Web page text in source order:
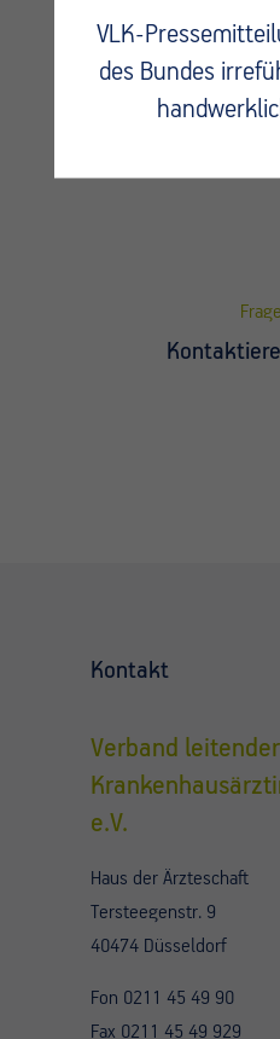
Kontakt
Verband leitender
e.V.
Haus der Ärzteschaft
Tersteegenstr. 9
40474 Düsseldorf
Fon 0211 45 49 90
Fax 0211 45 49 929
VLK-
des Bundes